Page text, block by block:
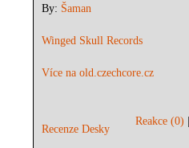
By: Šaman
Winged Skull Records
Více na old.czechcore.cz
Recenze Desky
Reakce (0)